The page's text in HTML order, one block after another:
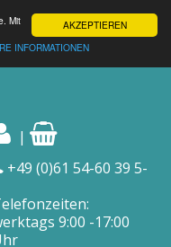
AKZEPTIEREN
Mit
INFORMATIONEN
|
+49 (0)61 54-60 39 5-
9:00 -17:00